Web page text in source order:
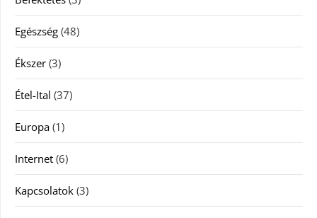
Egészség (48)
Ékszer (3)
Étel-Ital (37)
Europa (1)
Internet (6)
Kapcsolatok (3)